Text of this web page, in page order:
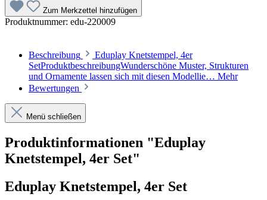
Zum Merkzettel hinzufügen
Produktnummer: edu-220009
Beschreibung
Eduplay Knetstempel, 4er
SetProduktbeschreibungWunderschöne Muster, Strukturen
und Ornamente lassen sich mit diesen Modellie… Mehr
Bewertungen
Menü schließen
Produktinformationen "Eduplay
Knetstempel, 4er Set"
Eduplay Knetstempel, 4er Set